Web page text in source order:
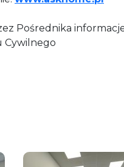
Pośrednika
Cywilnego